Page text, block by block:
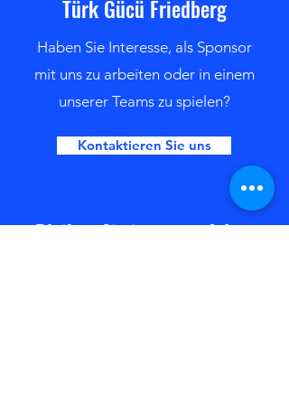
Türk Gücü Friedberg
Haben Sie Interesse, als Sponsor
mit uns zu arbeiten oder in einem
unserer Teams zu spielen?
Kontaktieren Sie uns
Bleiben Sie immer auf dem